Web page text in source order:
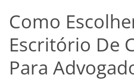
Como
Escritório De
Para